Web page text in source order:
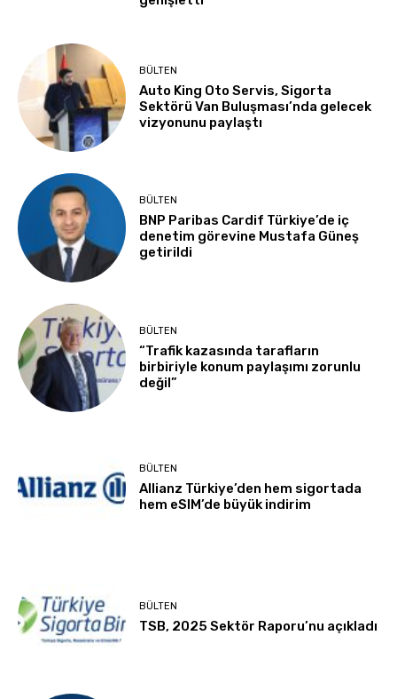
BÜLTEN
Auto King Oto Servis, Sigorta
Sektörü Van Buluşması’nda gelecek
vizyonunu paylaştı
BÜLTEN
BNP Paribas Cardif Türkiye’de iç
denetim görevine Mustafa Güneş
getirildi
BÜLTEN
“Trafik kazasında tarafların
birbiriyle konum paylaşımı zorunlu
değil”
BÜLTEN
Allianz Türkiye’den hem sigortada
hem eSIM’de büyük indirim
BÜLTEN
TSB, 2025 Sektör Raporu’nu açıkladı